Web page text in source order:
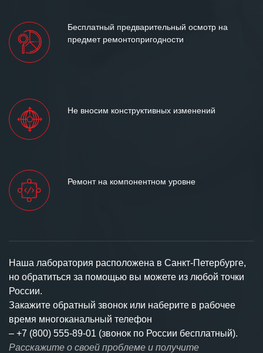
Бесплатный предварительный осмотр на
предмет ремонтопригодности
Не вносим конструктивных изменений
Ремонт на компонентном уровне
Наша лаборатория расположена в Санкт-Петербурге,
но обратиться за помощью вы можете из любой точки
России.
Закажите обратный звонок или наберите в рабочее
время многоканальный телефон
– +7 (800) 555-89-01 (звонок по России бесплатный).
Расскажите о своей проблеме и получите